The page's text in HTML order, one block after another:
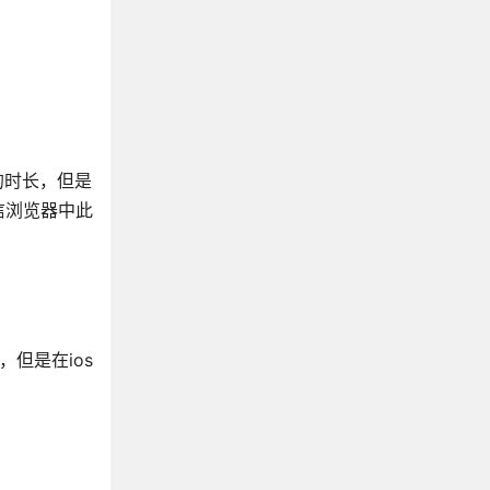
长，但是
览器中此
但是在ios